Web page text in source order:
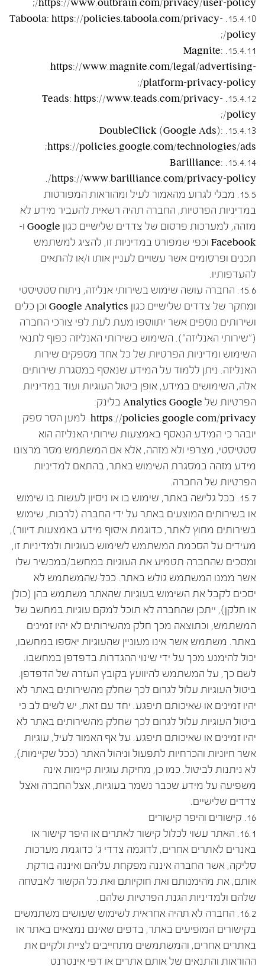
https://www.outbrain.com/privacy/user-policy/;
15.4.10. Taboola: https://policies.taboola.com/privacy-
policy/;
15.4.11. Magnite:
https://www.magnite.com/legal/advertising-
platform-privacy-policy/;
15.4.12. Teads: https://www.teads.com/privacy-
policy/;
15.4.13. DoubleClick (Google Ads):
https://policies.google.com/technologies/ads;
15.4.14. Barilliance:
https://www.barilliance.com/privacy-policy/.
15.5. מבלי לגרוע מהאמור לעיל ומהוראות המפורטות
במדיניות הפרטיות, החברה תהיה רשאית להעביר מידע לא
מזהה, למערכות פרסום של צדדים שלישיים כגון Google ו-
Facebook וכפי שמפורט במדיניות זו, להציג למשתמש
תכנים ופרסומים אשר עשויים לעניין אותו ו/או להתאים
להעדפותיו.
15.6. החברה עושה שימוש בשירותי אנליזה, ניתוח סטטיסטי
ומחקר של צדדים שלישיים כגון Google Analytics וכן כלים
ושירותים נוספים אשר יתווספו מעת לעת לפי צורכי החברה
("שירותי האנליזה"). השימוש בשירותי האנליזה כפוף לתנאי
השימוש ומדיניות הפרטיות של כל אחד מספקים שירות
האנליזה. ניתן ללמוד על המידע שנאסף במסגרת שירותים
אלה, השימושים במידע, אופן ביטול העוגיות ועוד במדיניות
הפרטיות של Analytics Google בלינק:
https://policies.google.com/privacy. למען הסר ספק
יובהר כי המידע הנאסף באמצעות שירותי האנליזה הוא
סטטיסטי, מצרפי ולא מזהה, אלא אם המשתמש מסר מרצונו
מידע מזהה במסגרת השימוש באתר, בהתאם למדיניות
הפרטיות של החברה.
15.7. בכל גלישה באתר, שימוש בו או ניסיון לעשות בו שימוש
או בשירותים המוצעים באתר על ידי החברה (לרבות, שימוש
בשירותים מחוץ לאתר, כדוגמת איסוף מידע באמצעות דיוור),
מעידים על הסכמת המשתמש לשימוש בעוגיות ולמדיניות זו,
ומסכים שהחברה תטמיע את העוגיות במחשב/במכשיר שלו
אשר ממנו המשתמש גולש באתר. ככל שהמשתמש לא
יסכים לקבל את השימוש בעוגיות שהאתר משתמש בהן (כולן
או חלקן), ייתכן שהחברה לא תוכל למקם עוגיות במחשב של
המשתמש, וכתוצאה מכך חלק מהשירותים לא יהיו זמינים
באתר. משתמש אשר אינו מעוניין שהעוגיות יאספו במחשבו,
יכול להימנע מכך על ידי שינוי ההגדרות בדפדפן במחשבו.
לשם כך, על המשתמש להיוועץ בקובץ העזרה של הדפדפן.
ביטול העוגיות עלול לגרום לכך שחלק מהשירותים באתר לא
יהיו זמינים או שאיכותם תיפגע. יחד עם זאת, יש לשים לב כי
ביטול העוגיות עלול לגרום לכך שחלק מהשירותים באתר לא
יהיו זמינים או שאיכותם תיפגע. על אף האמור לעיל, עוגיות
אשר חיוניות והכרחיות לתפעול וניהול האתר (ככל שקיימות),
לא ניתנות לביטול. כמו כן, מחיקת עוגיות קיימות אינה
משפיעה על מידע שכבר נשמר בעוגיות, אצל החברה ואצל
צדדים שלישיים.
16. קישורים והיפר קישורים
16.1. האתר עשוי לכלול קישור לאתרים או היפר קישור או
באנרים לאתרים אחרים, לדוגמה צדדי ג' כדוגמת מערכות
סליקה, אשר החברה איננה מפקחת עליהם ואיננה בודקת
אותם, את מהימנותם ואת חוקיותם ואת כל הקשור לאבטחה
שלהם ולמדיניות הגנת הפרטיות שלהם.
16.2. החברה לא תהיה אחראית לשימוש שעושים משתמשים
בקישורים המופיעים באתר, בדפים שאינם נמצאים באתר או
באתרים אחרים, והמשתמשים מתחייבים לציית ולקיים את
ההוראות והתנאים של אותם אתרים או דפי אינטרנט